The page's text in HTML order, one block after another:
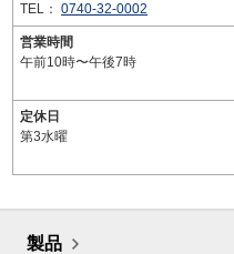
TEL： 0740-32-0002
営業時間
午前10時〜午後7時
定休日
第3水曜
製品